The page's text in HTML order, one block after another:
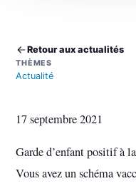
Retour aux actualités
THÈMES
Actualité
17 septembre 2021
Garde d’enfant positif à
Vous avez un schéma